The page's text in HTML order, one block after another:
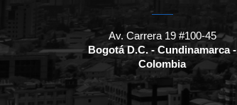
Av. Carrera 19 #100-45
Bogotá D.C. - Cundinamarca -
Colombia